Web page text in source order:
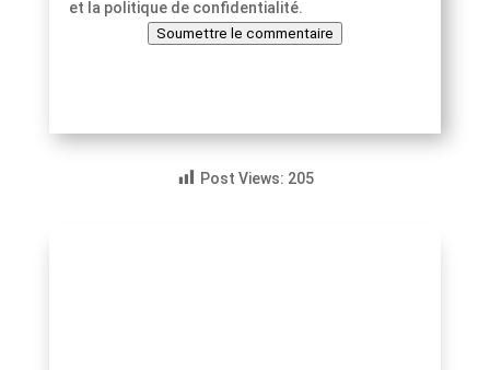
et la politique de confidentialité.
Soumettre le commentaire
Post Views: 205